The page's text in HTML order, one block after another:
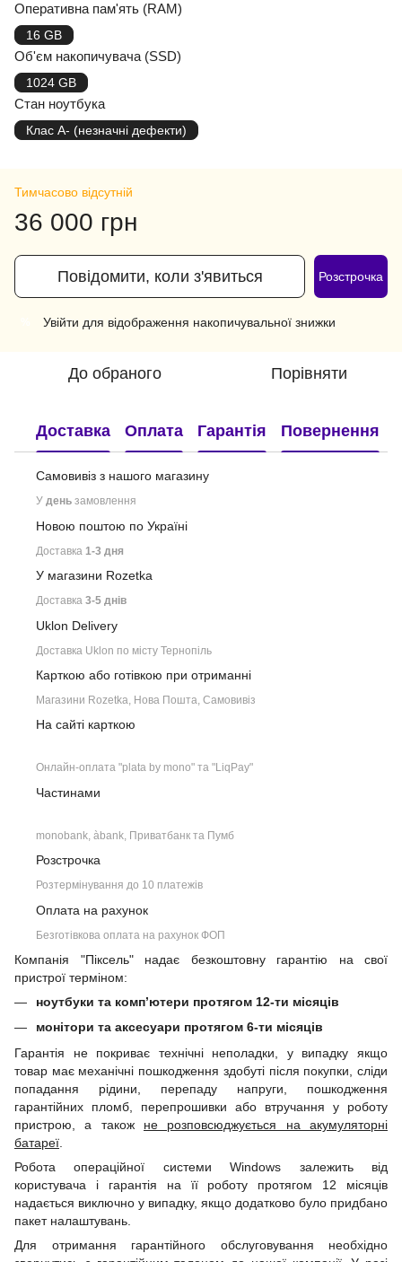
Оперативна пам'ять (RAM)
16 GB
Об'єм накопичувача (SSD)
1024 GB
Стан ноутбука
Клас A- (незначні дефекти)
Тимчасово відсутній
36 000 грн
Повідомити, коли з'явиться Розстрочка
Увійти для відображення накопичувальної знижки
До обраного Порівняти
Доставка Оплата Гарантія Повернення
Самовивіз з нашого магазину
У день замовлення
Новою поштою по Україні
Доставка 1-3 дня
У магазини Rozetka
Доставка 3-5 днів
Uklon Delivery
Доставка Uklon по місту Тернопіль
Карткою або готівкою при отриманні
Магазини Rozetka, Нова Пошта, Самовивіз
На сайті карткою
Онлайн-оплата "plata by mono" та "LiqPay"
Частинами
monobank, àbank, Приватбанк та Пумб
Розстрочка
Розтермінування до 10 платежів
Оплата на рахунок
Безготівкова оплата на рахунок ФОП
Компанія "Піксель" надає безкоштовну гарантію на свої
пристрої терміном:
ноутбуки та комп’ютери протягом 12-ти місяців
монітори та аксесуари протягом 6-ти місяців
Гарантія не покриває технічні неполадки, у випадку якщо
товар має механічні пошкодження здобуті після покупки, сліди
попадання рідини, перепаду напруги, пошкодження
гарантійних пломб, перепрошивки або втручання у роботу
пристрою, а також не розповсюджується на акумуляторні
батареї
Робота операційної системи Windows залежить від
користувача і гарантія на її роботу протягом 12 місяців
надається виключно у випадку, якщо додатково було придбано
пакет налаштувань.
Для отримання гарантійного обслуговування необхідно